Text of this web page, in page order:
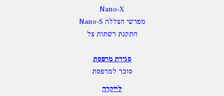
Nano-X
מפרשי הצללה Nano-S
התקנת רשתות צל
סגירת מרפסת
סוכך למרפסת
לייקרה